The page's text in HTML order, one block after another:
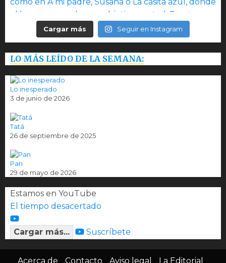
Cargar más Seguir en Instagram
LO MÁS LEÍDO DE LA SEMANA:
Lo inesperado
3 de junio de 2026
Tatá
26 de septiembre de 2025
Pan
29 de mayo de 2026
Estamos en YouTube
El tiempo desacertado
Cargar más... Suscríbete
Acerca de Contacto Aviso legal La Editorial